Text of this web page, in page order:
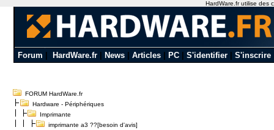
Forum HardWare.fr| News| Articles| PC| S'identifier| S'inscrire
FORUM HardWare.fr
Hardware - Périphériques
Imprimante
imprimante a3 ??[besoin d'avis]
HardWare.fr utilise des